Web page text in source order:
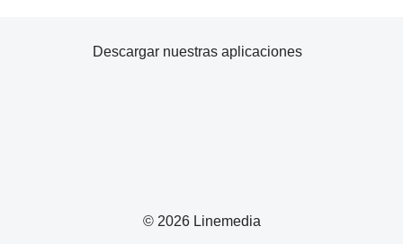
© 2026 Linemedia
Descargar nuestras aplicaciones